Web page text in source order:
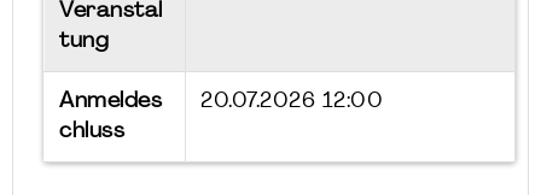
Veranstal
tung
Anmeldes
chluss
20.07.2026 12:00